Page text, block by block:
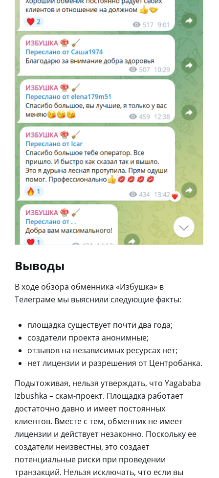
Выводы
В ходе обзора обменника «Избушка» в
Телеграме мы выяснили следующие факты:
площадка существует почти два года;
создатели проекта анонимные;
отзывов на независимых ресурсах нет;
нет лицензии и разрешения от Центробанка.
Подытоживая, нельзя утверждать, что Yagababa
Izbushka – скам-проект. Площадка работает
достаточно давно и имеет постоянных
клиентов. Вместе с тем, обменник не имеет
лицензии и действует незаконно. Поскольку ее
создатели неизвестны, это создает
потенциальные риски при проведении
транзакций. Нельзя исключать, что если вы